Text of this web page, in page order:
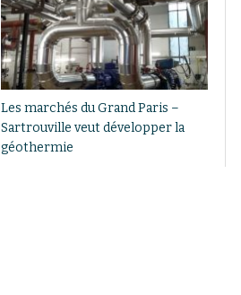
Les marchés du Grand Paris –
Sartrouville veut développer la
géothermie